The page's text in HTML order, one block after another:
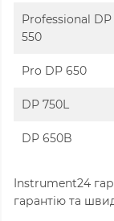
Professional DP
550
Pro DP 650
DP 750L
DP 650B
Instrument24
гарантію та